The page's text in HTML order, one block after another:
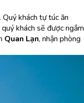
khách tự túc ăn
khách sẽ được ngắm
Quan Lạn, nhận phòng